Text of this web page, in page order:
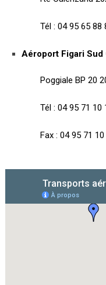
Tél : 04 95 65 88
Aéroport Figari Sud
Poggiale BP 20
Tél : 04 95 71 10
Fax : 04 95 71 10